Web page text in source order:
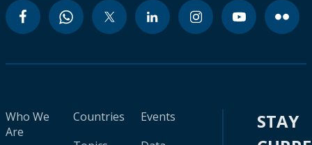
Who We
Are
Countries
Events
STAY